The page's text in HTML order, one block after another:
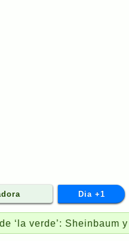
Dia +1
verde’: Sheinbaum y